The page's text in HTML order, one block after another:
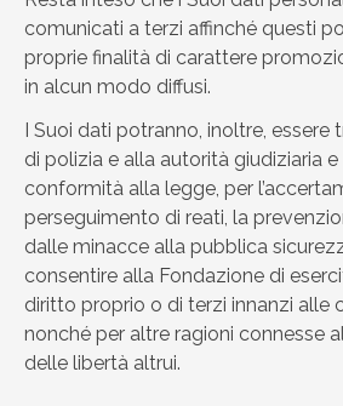
comunicati a terzi affinché questi
proprie finalità di carattere
in alcun modo diffusi.
I Suoi dati potranno, inoltre,
di polizia e alla autorità giudiziaria
conformità alla legge, per
perseguimento di reati, la
dalle minacce alla pubblica
consentire alla Fondazione di
diritto proprio o di terzi innanzi alle
nonché per altre ragioni connesse
delle libertà altrui.